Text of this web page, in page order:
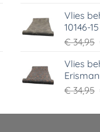
Vlies
10146-
€34,95
Vlies
€34,95